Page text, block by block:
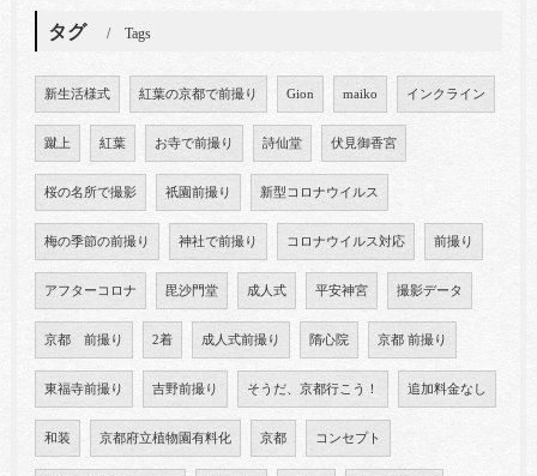
タグ Tags
新生活様式 紅葉の京都で前撮り Gion maiko インクライン
蹴上 紅葉 お寺で前撮り 詩仙堂 伏見御香宮
桜の名所で撮影 祇園前撮り 新型コロナウイルス
梅の季節の前撮り 神社で前撮り コロナウイルス対応 前撮り
アフターコロナ 毘沙門堂 成人式 平安神宮 撮影データ
京都 前撮り 2着 成人式前撮り 隋心院 京都 前撮り
東福寺前撮り 吉野前撮り そうだ、京都行こう！ 追加料金なし
和装 京都府立植物園有料化 京都 コンセプト